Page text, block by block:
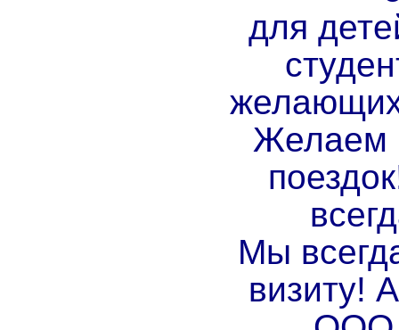
для
Желаем
Мы
визиту!